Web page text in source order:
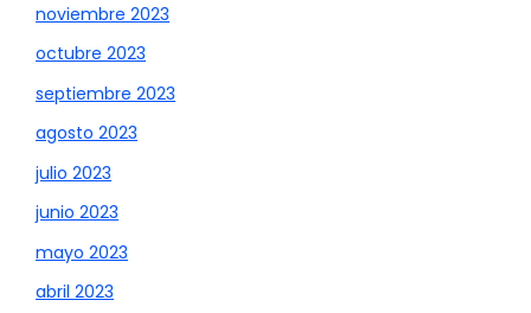
noviembre 2023
octubre 2023
septiembre 2023
agosto 2023
julio 2023
junio 2023
mayo 2023
abril 2023